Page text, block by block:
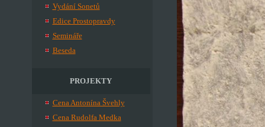
Vydání Sonetů
Edice Prostopravdy
Semináře
Beseda
PROJEKTY
Cena Antonína Švehly
Cena Rudolfa Medka